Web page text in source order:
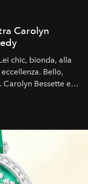
Carolyn
chic, bionda, alla
Bello,
Bessette e